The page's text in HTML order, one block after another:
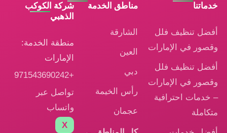
خدماتنا
أفضل تنظيف فلل
وقصور في الإمارات
أفضل تنظيف فلل
وقصور في الإمارات
– خدمات احترافية
متكاملة
مناطق الخدمة
الشارقة
العين
دبي
رأس الخيمة
عجمان
شركة الكوكب
الذهبي
منطقة الخدمة:
الإمارات
+971543690242
تواصل عبر
واتساب
X